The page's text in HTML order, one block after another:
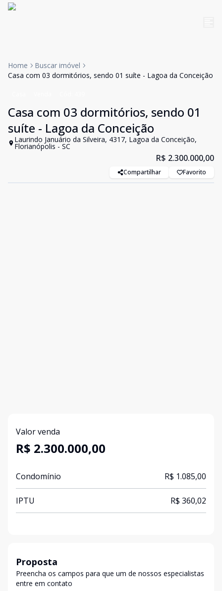
Home
Buscar imóvel
Casa com 03 dormitórios, sendo 01 suíte - Lagoa da Conceição
Casa com 03 dormitórios, sendo 01
suíte - Lagoa da Conceição
Laurindo Januário da Silveira, 4317, Lagoa da Conceição,
Florianópolis - SC
R$ 2.300.000,00
Compartilhar Favorito
Valor venda
R$ 2.300.000,00
Condomínio R$ 1.085,00
IPTU R$ 360,02
Proposta
Preencha os campos para que um de nossos especialistas
entre em contato